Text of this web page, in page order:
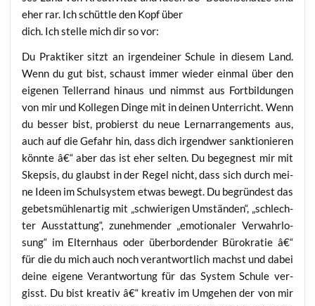
eher rar. Ich schütt­le den Kopf über
dich. Ich stel­le mich dir so vor:
Du Prak­ti­ker sitzt an irgend­ei­ner Schu­le in die­sem Land.
Wenn du gut bist, schaust immer wie­der ein­mal über den
eige­nen Tel­ler­rand hin­aus und nimmst aus Fort­bil­dun­gen
von mir und Kol­le­gen Din­ge mit in dei­nen Unter­richt. Wenn
du bes­ser bist, pro­bierst du neue Lern­ar­ran­ge­ments aus,
auch auf die Gefahr hin, dass dich irgend­wer sank­tio­nie­ren
könn­te â€“ aber das ist eher sel­ten. Du begeg­nest mir mit
Skep­sis, du glaubst in der Regel nicht, dass sich durch mei­
ne Ideen im Schul­sys­tem etwas bewegt. Du begrün­dest das
gebets­müh­len­ar­tig mit „schwie­ri­gen Umstän­den“, „schlech­
ter Aus­stat­tung“, zuneh­men­der „emo­tio­na­ler Ver­wahr­lo­
sung“ im Eltern­haus oder über­bor­den­der Büro­kra­tie â€“
für die du mich auch noch ver­ant­wort­lich machst und dabei
dei­ne eige­ne Ver­ant­wor­tung für das Sys­tem Schu­le ver­
gisst. Du bist krea­tiv â€“ krea­tiv im Umge­hen der von mir